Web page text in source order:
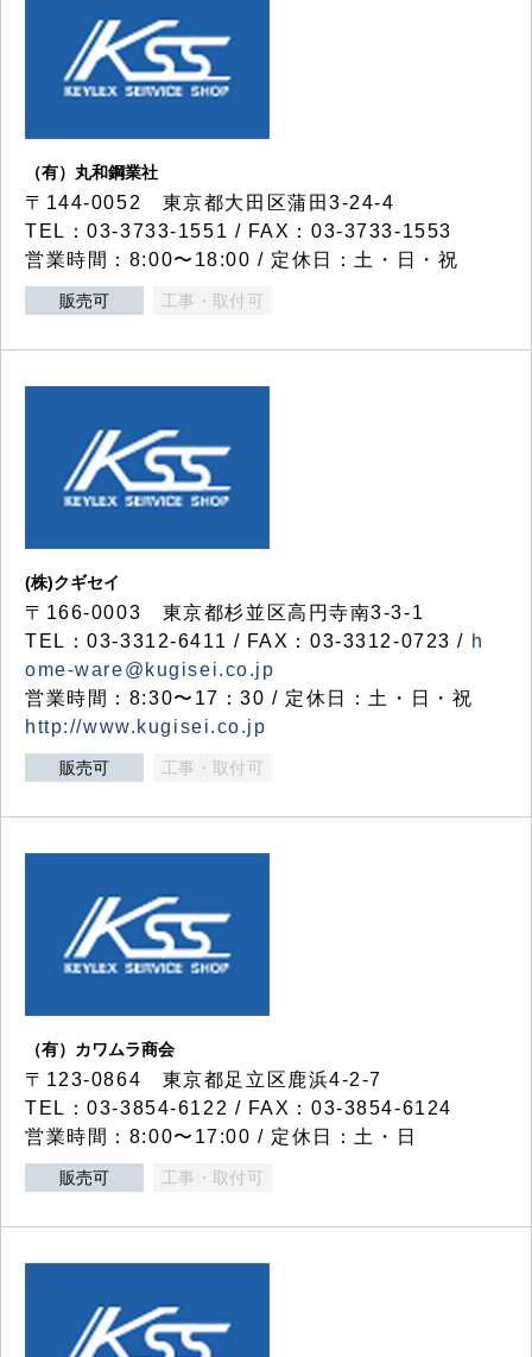
（有）丸和鋼業社
〒144-0052 東京都大田区蒲田3-24-4
TEL：03-3733-1551 / FAX：03-3733-1553
営業時間：8:00〜18:00 / 定休日：土・日・祝
販売可 工事・取付可
(株)クギセイ
〒166-0003 東京都杉並区高円寺南3-3-1
TEL：03-3312-6411 / FAX：03-3312-0723 / h
ome-ware@kugisei.co.jp
営業時間：8:30〜17：30 / 定休日：土・日・祝
http://www.kugisei.co.jp
販売可 工事・取付可
（有）カワムラ商会
〒123-0864 東京都足立区鹿浜4-2-7
TEL：03-3854-6122 / FAX：03-3854-6124
営業時間：8:00〜17:00 / 定休日：土・日
販売可 工事・取付可